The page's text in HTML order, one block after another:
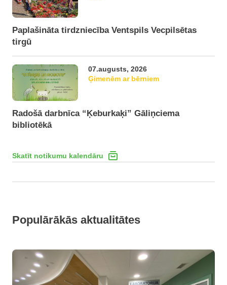
Paplašināta tirdzniecība Ventspils Vecpilsētas
tirgū
07.augusts, 2026
Ģimenēm ar bērniem
Radošā darbnīca “Ķeburkaķi” Gāliņciema
bibliotēkā
Skatīt notikumu kalendāru
Populārākās aktualitātes